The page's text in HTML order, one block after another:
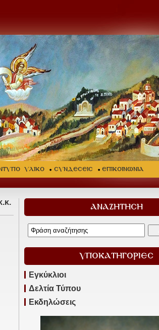
ΥΛΙΚΟ ΣΥΝΔΕΣΕΙΣ ΕΠΙΚΟΙΝΩΝΙΑ
ΑΝΑΖΗΤΗΣΗ
ΥΠΟΚΑΤΗΓΟΡΙΕΣ
Εγκύκλιοι
Δελτία Τύπου
Εκδηλώσεις